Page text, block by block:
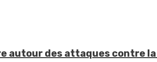
autour des attaques contre